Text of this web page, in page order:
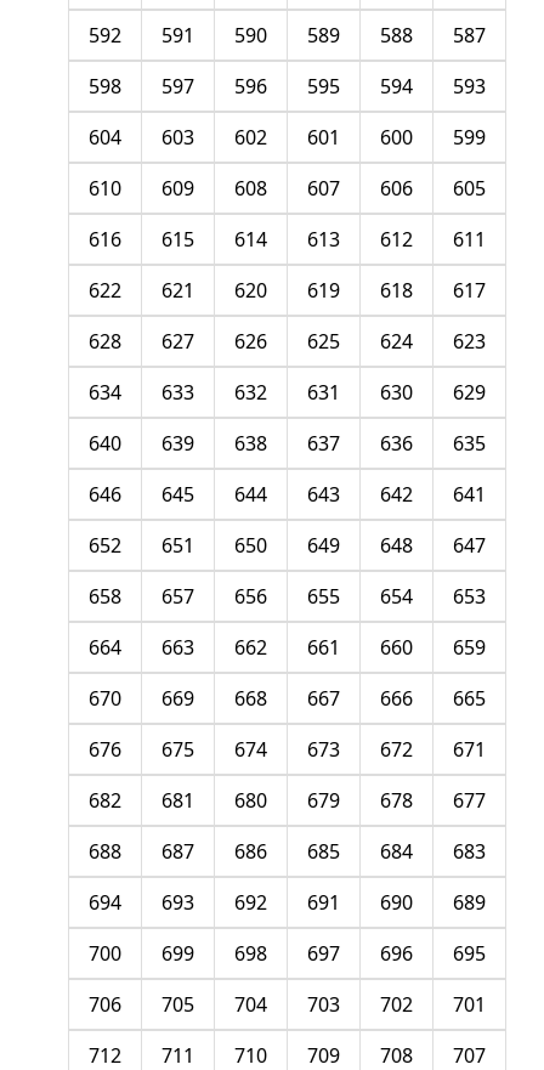
587
588
589
590
591
592
593
594
595
596
597
598
599
600
601
602
603
604
605
606
607
608
609
610
611
612
613
614
615
616
617
618
619
620
621
622
623
624
625
626
627
628
629
630
631
632
633
634
635
636
637
638
639
640
641
642
643
644
645
646
647
648
649
650
651
652
653
654
655
656
657
658
659
660
661
662
663
664
665
666
667
668
669
670
671
672
673
674
675
676
677
678
679
680
681
682
683
684
685
686
687
688
689
690
691
692
693
694
695
696
697
698
699
700
701
702
703
704
705
706
707
708
709
710
711
712